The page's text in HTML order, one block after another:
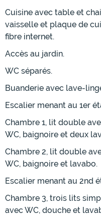
Cuisine avec table et
vaisselle et plaque de
fibre internet.
Accès au jardin.
WC séparés.
Buanderie avec lave-
Escalier menant au 1er
Chambre 1, lit double
WC, baignoire et deux
Chambre 2, lit double
WC, baignoire et lavabo.
Escalier menant au 2nd
Chambre 3, trois lits
avec WC, douche et